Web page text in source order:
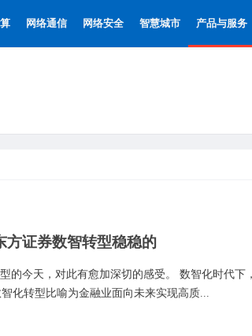
网络通信 网络安全 智慧城市 产品与服务
方证券数智转型稳稳的
的今天，对此有愈加深切的感受。 数智化时代下
化转型比喻为金融业面向未来实现高质...